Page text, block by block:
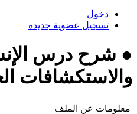
دخول
تسجيل عضوية جديده
● شرح درس
والاستكشافات
معلومات عن الملف